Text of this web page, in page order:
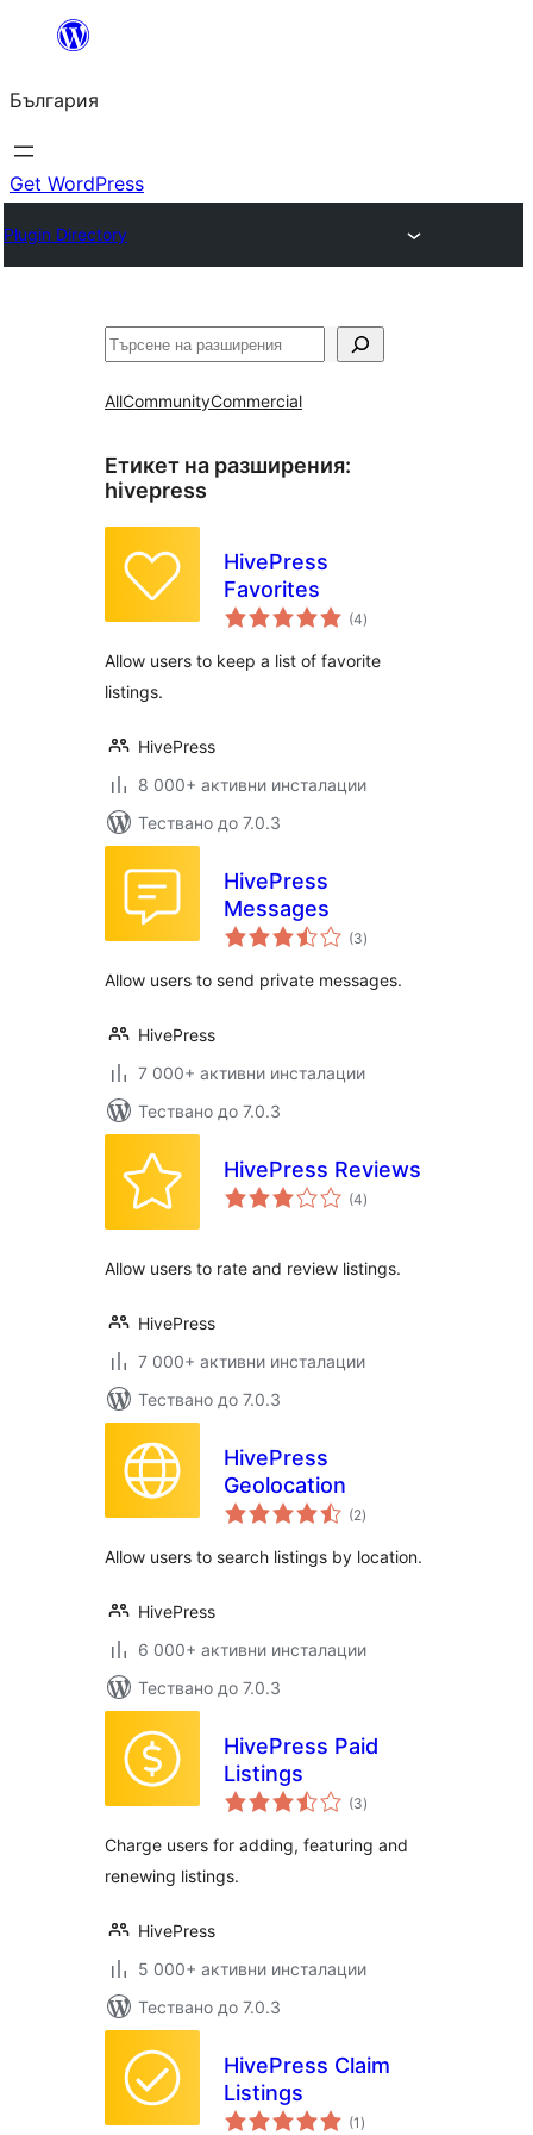
България
Get WordPress
Plugin Directory
Търсене
AllCommunityCommercial
Етикет на разширения:
hivepress
HivePress
Favorites
(4общо
оценки
)
Allow users to keep a list of favorite
listings.
HivePress
8 000+ активни инсталации
Тествано до 7.0.3
HivePress
Messages
(3общо
оценки
)
Allow users to send private messages.
HivePress
7 000+ активни инсталации
Тествано до 7.0.3
HivePress Reviews
(4общо
оценки
)
Allow users to rate and review listings.
HivePress
7 000+ активни инсталации
Тествано до 7.0.3
HivePress
Geolocation
(2общо
оценки
)
Allow users to search listings by location.
HivePress
6 000+ активни инсталации
Тествано до 7.0.3
HivePress Paid
Listings
(3общо
оценки
)
Charge users for adding, featuring and
renewing listings.
HivePress
5 000+ активни инсталации
Тествано до 7.0.3
HivePress Claim
Listings
(1 общо
оценки
)